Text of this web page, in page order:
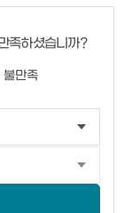
족하셨습니까?
불만족